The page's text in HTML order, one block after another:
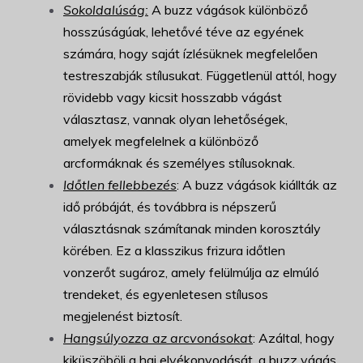
Sokoldalúság: A buzz vágások különböző
hosszúságúak, lehetővé téve az egyének
számára, hogy saját ízlésüknek megfelelően
testreszabják stílusukat. Függetlenül attól, hogy
rövidebb vagy kicsit hosszabb vágást
választasz, vannak olyan lehetőségek,
amelyek megfelelnek a különböző
arcformáknak és személyes stílusoknak.
Időtlen fellebbezés: A buzz vágások kiállták az
idő próbáját, és továbbra is népszerű
választásnak számítanak minden korosztály
körében. Ez a klasszikus frizura időtlen
vonzerőt sugároz, amely felülmúlja az elmúló
trendeket, és egyenletesen stílusos
megjelenést biztosít.
Hangsúlyozza az arcvonásokat: Azáltal, hogy
kiküszöböli a haj elvékonyodását, a buzz vágás